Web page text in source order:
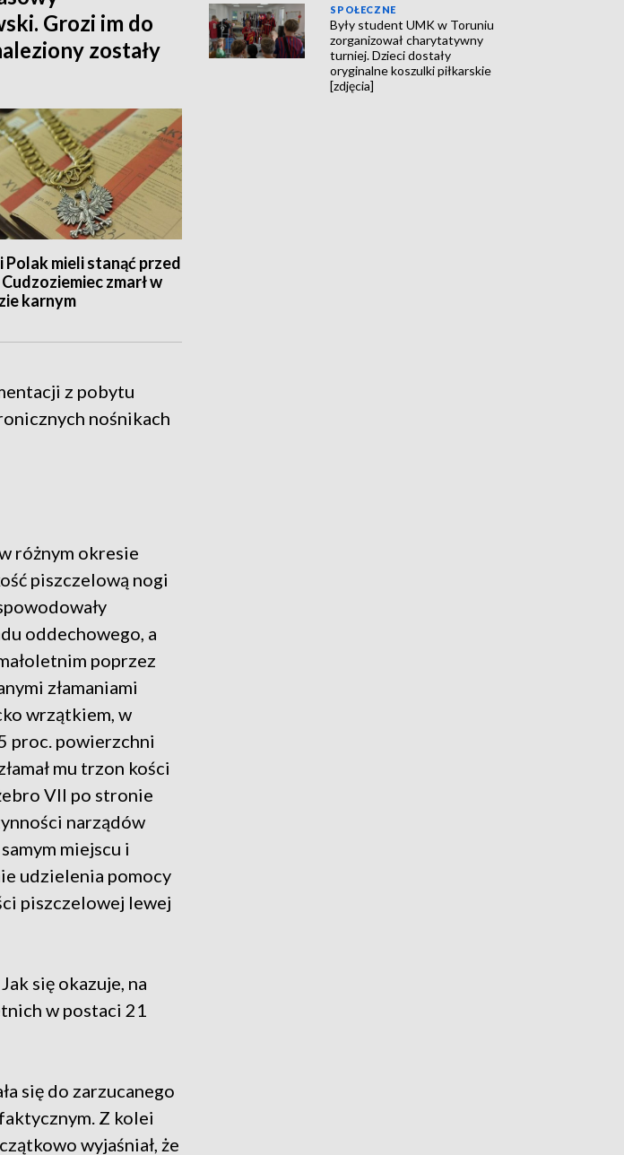
Grozi im do
zostały
Polak mieli stanąć przed
zmarł w
karnym
z pobytu
nośnikach
różnym okresie
piszczelową nogi
oddechowego, a
poprzez
złamaniami
wrzątkiem, w
proc. powierzchni
mu trzon kości
VII po stronie
narządów
miejscu i
udzielenia pomocy
piszczelowej lewej
się okazuje, na
w postaci 21
się do zarzucanego
Z kolei
wyjaśniał, że
SPOŁECZNE
Były student UMK w Toruniu
zorganizował charytatywny
turniej. Dzieci dostały
oryginalne koszulki piłkarskie
[zdjęcia]